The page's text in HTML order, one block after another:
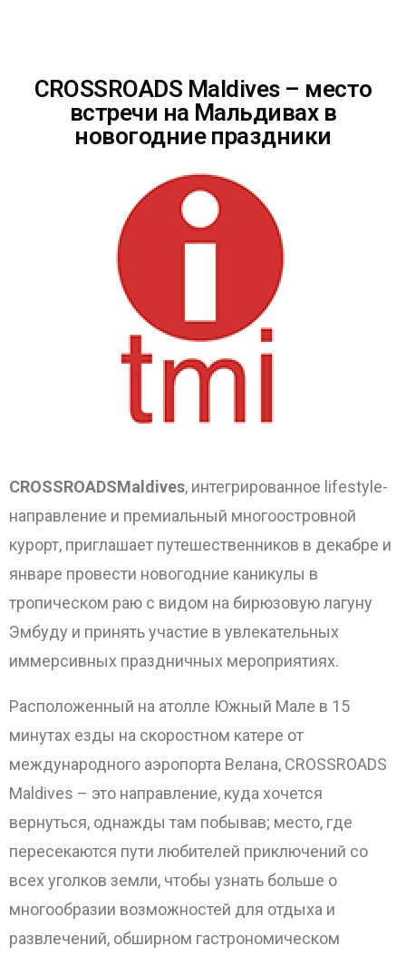
CROSSROADS Maldives – место
встречи на Мальдивах в
новогодние праздники
CROSSROADSMaldives, интегрированное lifestyle-
направление и премиальный многоостровной
курорт, приглашает путешественников в декабре и
январе провести новогодние каникулы в
тропическом раю с видом на бирюзовую лагуну
Эмбуду и принять участие в увлекательных
иммерсивных праздничных мероприятиях.
Расположенный на атолле Южный Мале в 15
минутах езды на скоростном катере от
международного аэропорта Велана, CROSSROADS
Maldives – это направление, куда хочется
вернуться, однажды там побывав; место, где
пересекаются пути любителей приключений со
всех уголков земли, чтобы узнать больше о
многообразии возможностей для отдыха и
развлечений, обширном гастрономическом